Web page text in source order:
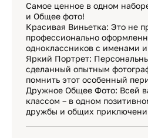
Самое ценное в одном
и Общее фото!
Красивая Виньетка: Это не
профессионально
одноклассников с именами
Яркий Портрет:
сделанный опытным
помнить этот особенный
Дружное Общее Фото: Всей
классом – в одном
дружбы и общих